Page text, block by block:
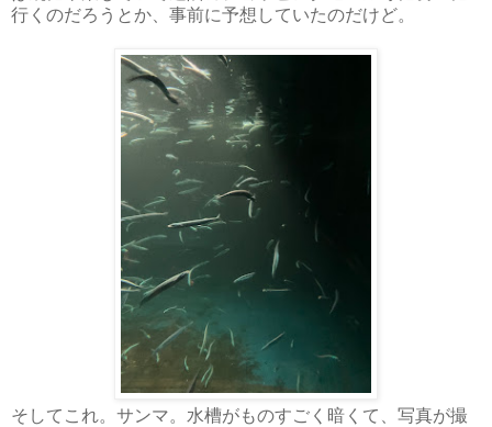
行くのだろうとか、事前に予想していたのだけど。
そしてこれ。サンマ。水槽がものすごく暗くて、写真が撮